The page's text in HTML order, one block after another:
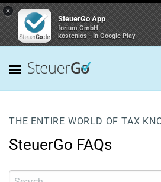
×
SteuerGo App
forium GmbH
kostenlos - In Google Play
THE ENTIRE WORLD OF TAX
SteuerGo FAQs